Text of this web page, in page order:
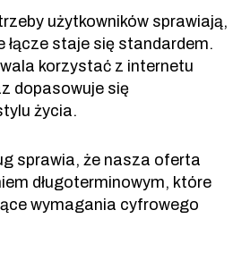
użytkowników sprawiają,
łącze staje się standardem.
korzystać z internetu
dopasowuje się
życia.
sprawia, że nasza oferta
długoterminowym, które
wymagania cyfrowego